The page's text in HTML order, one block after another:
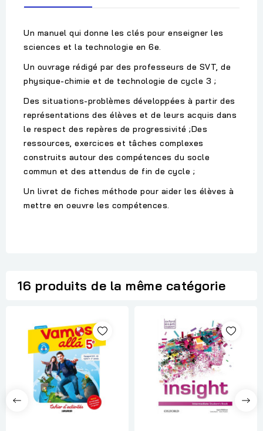
Un manuel qui donne les clés pour enseigner les
sciences et la technologie en 6e.
Un ouvrage rédigé par des professeurs de SVT, de
physique-chimie et de technologie de cycle 3 ;
Des situations-problèmes développées à partir des
représentations des élèves et de leurs acquis dans
le respect des repères de progressivité ;Des
ressources, exercices et tâches complexes
construits autour des compétences du socle
commun et des attendus de fin de cycle ;
Un livret de fiches méthode pour aider les élèves à
mettre en oeuvre les compétences.
16 produits de la même catégorie